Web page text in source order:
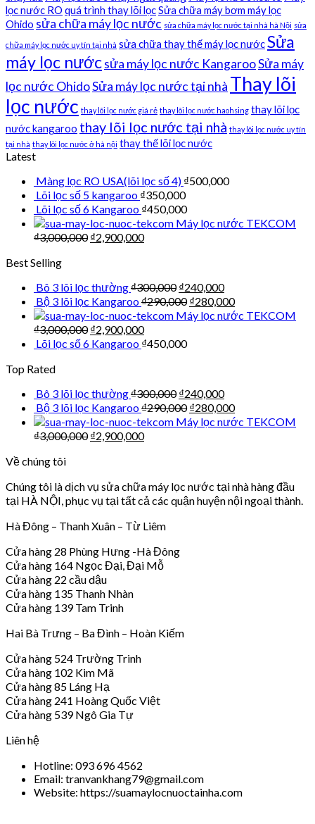
lọc nước RO quá trình thay lõi lọcSửa chữa máy bơm máy lọc
Ohido sửa chữa máy lọc nước sửa chữa máy lọc nước tại nhà hà Nội sửa
chữa máy lọc nước uy tín tại nhà sửa chữa thay thế máy lọc nướcSửa
máy lọc nướcsửa máy lọc nước KangarooSửa máy
lọc nước OhidoSửa máy lọc nước tại nhà Thay lõi
lọc nước thay lõi lọc nước giá rẻ thay lõi lọc nước haohsing thay lõi lọc
nước kangaroo thay lõi lọc nước tại nhà thay lõi lọc nước uy tín
tại nhà thay lõi lọc nước ở hà nội thay thế lõi lọc nước
Latest
Màng lọc RO USA(lõi lọc số 4) ₫500,000
Lõi lọc số 5 kangaroo ₫350,000
Lõi lọc số 6 Kangaroo ₫450,000
Máy lọc nước TEKCOM
₫3,000,000 ₫2,900,000
Best Selling
Bô 3 lõi lọc thường₫300,000 ₫240,000
Bộ 3 lõi lọc Kangaroo₫290,000 ₫280,000
Máy lọc nước TEKCOM
₫3,000,000 ₫2,900,000
Lõi lọc số 6 Kangaroo ₫450,000
Top Rated
Bô 3 lõi lọc thường₫300,000 ₫240,000
Bộ 3 lõi lọc Kangaroo₫290,000 ₫280,000
Máy lọc nước TEKCOM
₫3,000,000 ₫2,900,000
Về chúng tôi
Chúng tôi là dịch vụ sửa chữa máy lọc nước tại nhà hàng đầu
tại HÀ NỘI, phục vụ tại tất cả các quận huyện nội ngoại thành.
Hà Đông – Thanh Xuân – Từ Liêm
Cửa hàng 28 Phùng Hưng -Hà Đông
Cửa hàng 164 Ngọc Đại, Đại Mỗ
Cửa hàng 22 cầu dậu
Cửa hàng 135 Thanh Nhàn
Cửa hàng 139 Tam Trinh
Hai Bà Trưng – Ba Đình – Hoàn Kiếm
Cửa hàng 524 Trường Trinh
Cửa hàng 102 Kim Mã
Cửa hàng 85 Láng Hạ
Cửa hàng 241 Hoàng Quốc Việt
Cửa hàng 539 Ngô Gia Tự
Liên hệ
Hotline: 093 696 4562
Email: tranvankhang79@gmail.com
Website: https://suamaylocnuoctainha.com